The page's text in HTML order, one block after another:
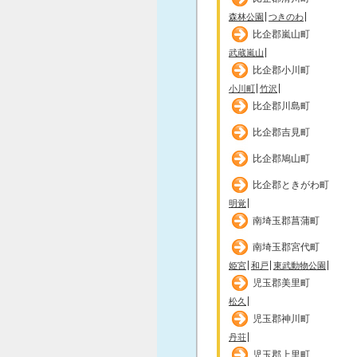
森林公園 つきのわ
比企郡嵐山町
武蔵嵐山
比企郡小川町
小川町 竹沢
比企郡川島町
比企郡吉見町
比企郡鳩山町
比企郡ときがわ町
明覚
南埼玉郡菖蒲町
南埼玉郡宮代町
姫宮 和戸 東武動物公園
児玉郡美里町
松久
児玉郡神川町
丹荘
児玉郡上里町